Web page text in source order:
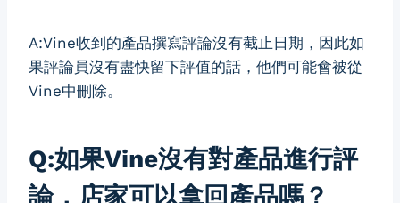
A:Vine收到的產品撰寫評論沒有截止日期，因此如
果評論員沒有盡快留下評值的話，他們可能會被從
Vine中刪除。
Q:如果Vine沒有對產品進行評
論，店家可以拿回產品嗎？